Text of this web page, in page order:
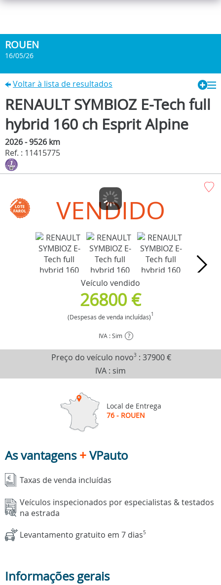
ROUEN
16/05/26
Voltar à lista de resultados
RENAULT SYMBIOZ E-Tech full
hybrid 160 ch Esprit Alpine
2026 - 9526 km
Ref. : 11415775
VENDIDO
Veículo vendido
26800 €
(Despesas de venda incluídas)1
IVA : Sim ?
Preço do veículo novo3 : 37900 €
IVA : sim
Local de Entrega
76 - ROUEN
As vantagens+VPauto
Taxas de venda incluídas
Veículos inspecionados por especialistas & testados
na estrada
Levantamento gratuito em 7 dias5
Informações gerais